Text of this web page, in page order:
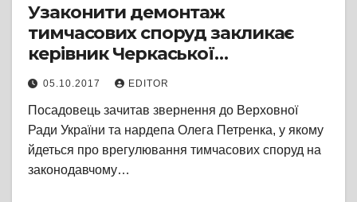
Узаконити демонтаж
тимчасових споруд закликає
керівник Черкаської
муніципальної інспекції
05.10.2017 EDITOR
Посадовець зачитав звернення до Верховної
Ради України та нардепа Олега Петренка, у якому
йдеться про врегулювання тимчасових споруд на
законодавчому…